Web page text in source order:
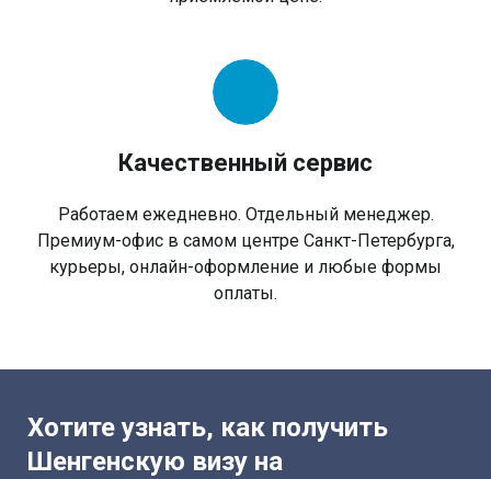
Качественный сервис
Работаем ежедневно. Отдельный менеджер.
Премиум-офис в самом центре Санкт-Петербурга,
курьеры, онлайн-оформление и любые формы
оплаты.
Хотите узнать, как получить
Шенгенскую визу на